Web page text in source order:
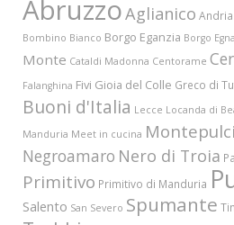
AbruzzoAglianico Andria
Bombino Bianco Borgo Eganzia Borgo
Monte Cataldi Madonna Centorame
Falanghina Fivi Gioia del Colle Greco di
Buoni d'Italia Lecce Locanda di
Manduria Meet in cucina
Negroamaro Nero di Troia
Primitivo Primitivo di Manduria
Salento San Severo Spumante